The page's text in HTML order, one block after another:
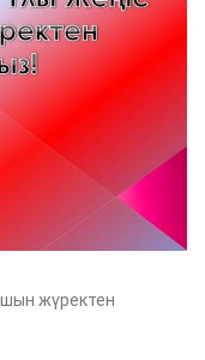
жүректен